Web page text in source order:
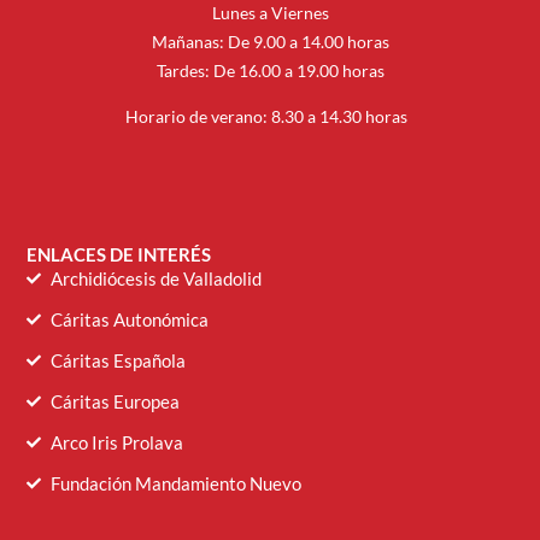
Lunes a Viernes
Mañanas: De 9.00 a 14.00 horas
Tardes: De 16.00 a 19.00 horas
Horario de verano: 8.30 a 14.30 horas
ENLACES DE INTERÉS
Archidiócesis de Valladolid
Cáritas Autonómica
Cáritas Española
Cáritas Europea
Arco Iris Prolava
Fundación Mandamiento Nuevo